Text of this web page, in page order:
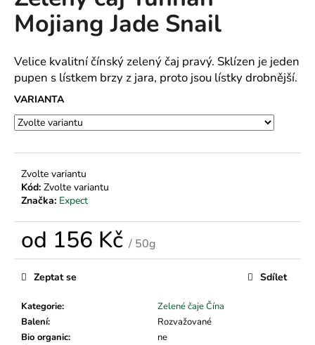
0,0
z
hvězdiček.
Mojiang Jade Snail
Velice kvalitní čínský zelený čaj pravý. Sklízen je jeden
pupen s lístkem brzy z jara, proto jsou lístky drobnější.
VARIANTA
Zvolte variantu
Kód: Zvolte variantu
Značka: Expect
od 156 Kč / 50g
Měrná
cena:
Kategorie:
Zelené čaje Čína
Balení:
Rozvažované
Bio organic:
ne
Zeptat se Sdílet
a
j
í
t
?
D
o
p
o
u
u